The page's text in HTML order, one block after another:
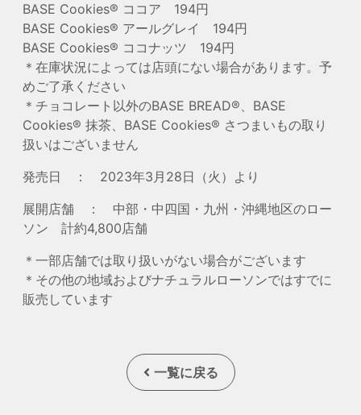
BASE Cookies®︎ ココア 194円
BASE Cookies®︎ アールグレイ 194円
BASE Cookies®︎ ココナッツ 194円
＊在庫状況によっては店頭にない場合があります。予
めご了承ください
＊チョコレート以外のBASE BREAD®︎、BASE
Cookies®︎ 抹茶、BASE Cookies®︎ さつまいもの取り
扱いはございません
発売日 ： 2023年3月28日（火）より
展開店舗 ： 中部・中四国・九州・沖縄地区のロー
ソン 計約4,800店舗
＊一部店舗では取り扱いがない場合がございます
＊その他の地域およびナチュラルローソンではすでに
販売しています
一覧に戻る